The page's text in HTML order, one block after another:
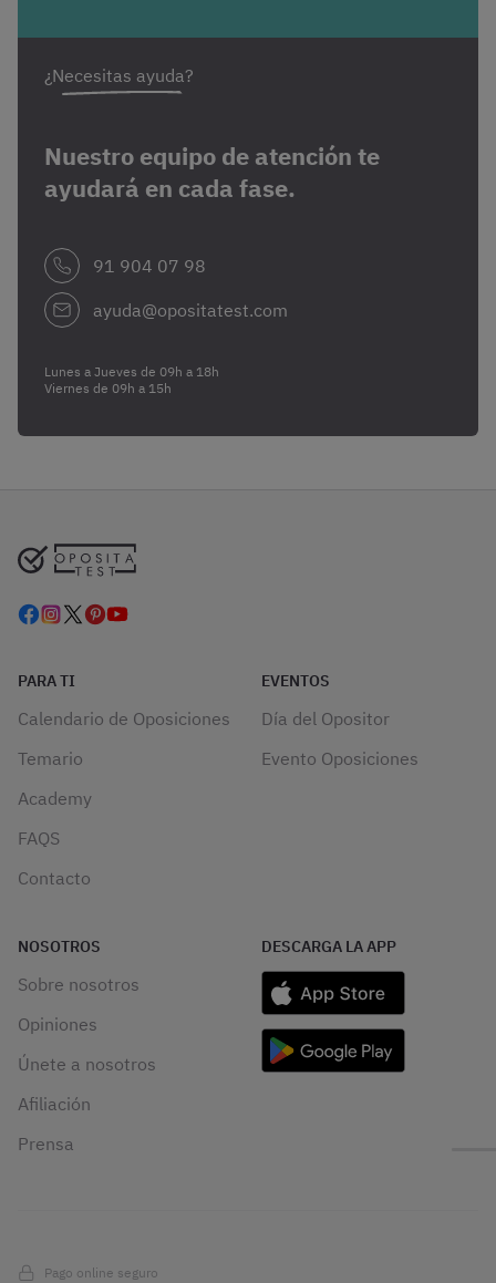
¿Necesitas ayuda?
Nuestro equipo de atención te
ayudará en cada fase.
91 904 07 98
ayuda@opositatest.com
Lunes a Jueves de 09h a 18h
Viernes de 09h a 15h